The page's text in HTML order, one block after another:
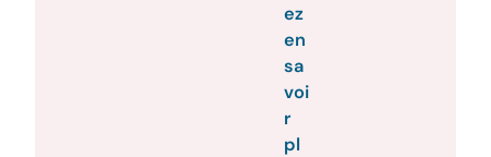
ez
en
sa
voi
r
pl